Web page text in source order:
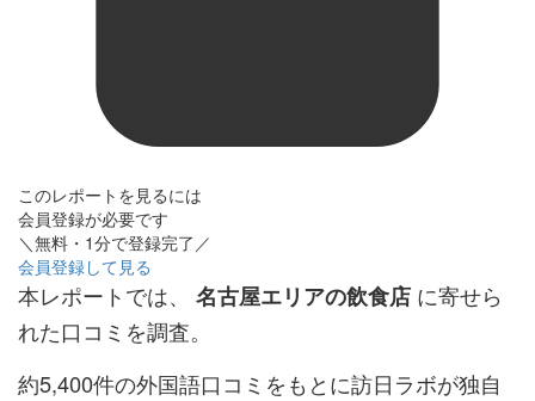
このレポートを見るには
会員登録が必要です
＼無料・1分で登録完了／
会員登録して見る
本レポートでは、 名古屋エリアの飲食店 に寄せら
れた口コミを調査。
約5,400件の外国語口コミをもとに訪日ラボが独自